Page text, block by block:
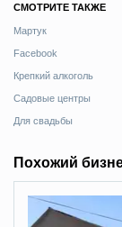
СМОТРИТЕ ТАКЖЕ
Мартук
Facebook
Крепкий алкоголь
Садовые центры
Для свадьбы
Похожий